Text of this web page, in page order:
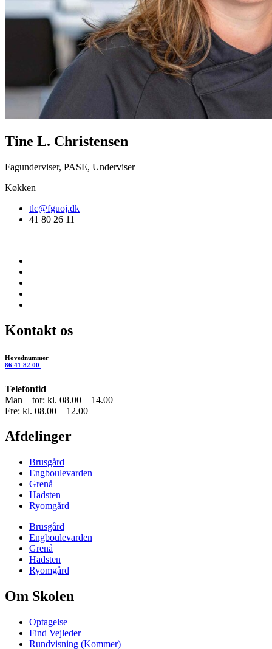
Tine L. Christensen
Fagunderviser, PASE, Underviser
Køkken
tlc@fguoj.dk
41 80 26 11
Kontakt os
Hovednummer
86 41 82 00
Telefontid
Man – tor: kl. 08.00 – 14.00
Fre: kl. 08.00 – 12.00
Afdelinger
Brusgård
Engboulevarden
Grenå
Hadsten
Ryomgård
Brusgård
Engboulevarden
Grenå
Hadsten
Ryomgård
Om Skolen
Optagelse
Find Vejleder
Rundvisning (Kommer)